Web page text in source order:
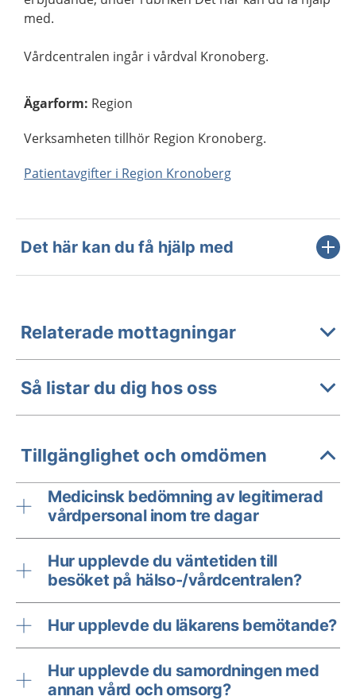
med.
Vårdcentralen ingår i vårdval Kronoberg.
Ägarform: Region
Verksamheten tillhör Region Kronoberg.
Patientavgifter i Region Kronoberg
Det här kan du få hjälp med
Relaterade mottagningar
Så listar du dig hos oss
Tillgänglighet och omdömen
Medicinsk bedömning av legitimerad
vårdpersonal inom tre dagar
Hur upplevde du väntetiden till
besöket på hälso-/vårdcentralen?
Hur upplevde du läkarens bemötande?
Hur upplevde du samordningen med
annan vård och omsorg?